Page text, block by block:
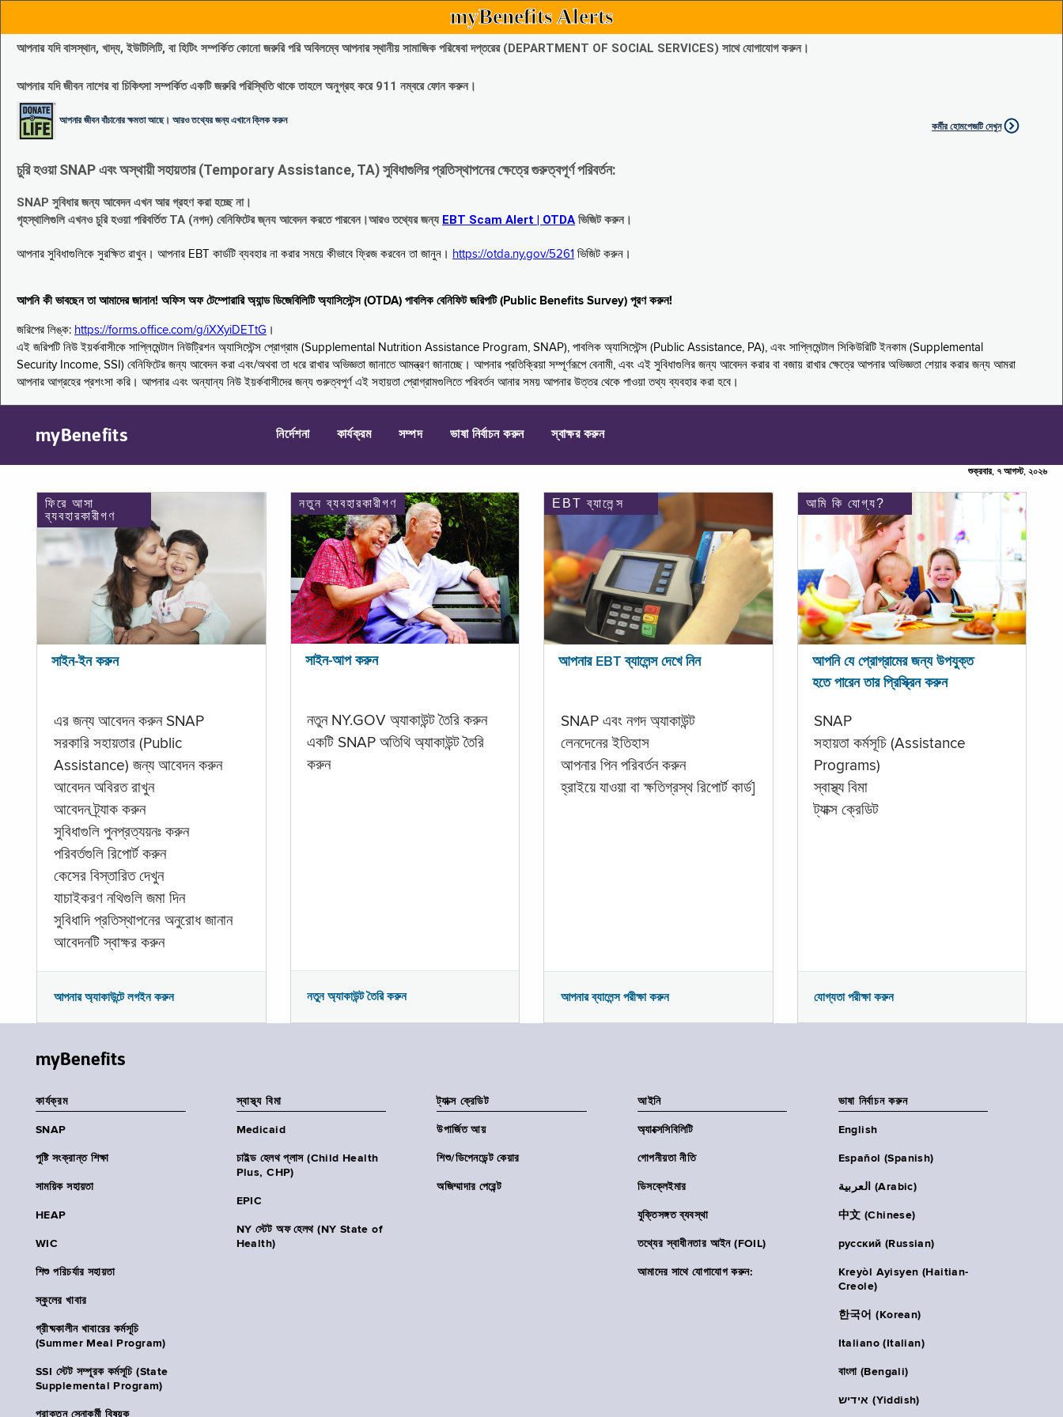
myBenefits Alerts
আপনার যদি বাসস্থান, খাদ্য, ইউটিলিটি, বা হিটিং সম্পর্কিত কোনো জরুরি পরি অবিলম্বে আপনার স্থানীয় সামাজিক পরিষেবা দপ্তরের (DEPARTMENT OF SOCIAL SERVICES) সাথে যোগাযোগ করুন।
আপনার যদি জীবন নাশের বা চিকিৎসা সম্পর্কিত একটি জরুরি পরিস্থিতি থাকে তাহলে অনুগ্রহ করে 911 নম্বরে ফোন করুন।
আপনার জীবন বাঁচানোর ক্ষমতা আছে। আরও তথ্যের জন্য এখানে ক্লিক করুন
কর্মীর হোমপেজটি দেখুন
চুরি হওয়া SNAP এবং অস্থায়ী সহায়তার (Temporary Assistance, TA) সুবিধাগুলির প্রতিস্থাপনের ক্ষেত্রে গুরুত্বপূর্ণ পরিবর্তন:
SNAP সুবিধার জন্য আবেদন এখন আর গ্রহণ করা হচ্ছে না।
গৃহস্থালিগুলি এখনও চুরি হওয়া পরিবর্তিত TA (নগদ) বেনিফিটের জ্নয আবেদন করতে পারবেন।আরও তথ্যের জন্য EBT Scam Alert | OTDA ভিজিট করুন।
আপনার সুবিধাগুলিকে সুরক্ষিত রাখুন। আপনার EBT কার্ডটি ব্যবহার না করার সময়ে কীভাবে ফ্রিজ করবেন তা জানুন। https://otda.ny.gov/5261 ভিজিট করুন।
আপনি কী ভাবছেন তা আমাদের জানান! অফিস অফ টেম্পোরারি অ্যান্ড ডিজেবিলিটি অ্যাসিস্টেন্স (OTDA) পাবলিক বেনিফিট জরিপটি (Public Benefits Survey) পূরণ করুন!
জরিপের লিঙ্ক: https://forms.office.com/g/iXXyiDETtG ।
এই জরিপটি নিউ ইয়র্কবাসীকে সাপ্লিমেন্টাল নিউট্রিশন অ্যাসিস্টেন্স প্রোগ্রাম (Supplemental Nutrition Assistance Program, SNAP), পাবলিক অ্যাসিস্টেন্স (Public Assistance, PA), এবং সাপ্লিমেন্টাল সিকিউরিটি ইনকাম (Supplemental
Security Income, SSI) বেনিফিটের জন্য আবেদন করা এবং/অথবা তা ধরে রাখার অভিজ্ঞতা জানাতে আমন্ত্রণ জানাচ্ছে। আপনার প্রতিক্রিয়া সম্পূর্ণরূপে বেনামী, এবং এই সুবিধাগুলির জন্য আবেদন করার বা বজায় রাখার ক্ষেত্রে আপনার অভিজ্ঞতা শেয়ার করার জন্য আমরা
আপনার আগ্রহের প্রশংসা করি। আপনার এবং অন্যান্য নিউ ইয়র্কবাসীদের জন্য গুরুত্বপূর্ণ এই সহায়তা প্রোগ্রামগুলিতে পরিবর্তন আনার সময় আপনার উত্তর থেকে পাওয়া তথ্য ব্যবহার করা হবে।
myBenefits নির্দেশনা কার্যক্রম সম্পদ ভাষা নির্বাচন করুন স্বাক্ষর করুন
শুক্রবার, ৭ আগস্ট, ২০২৬
ফিরে আসা
ব্যবহারকারীগণ
সাইন-ইন করুন
এর জন্য আবেদন করুন SNAP
সরকারি সহায়তার (Public
Assistance) জন্য আবেদন করুন
আবেদন অবিরত রাখুন
আবেদন ট্র্যাক করুন
সুবিধাগুলি পুনপ্রত্যয়নঃ করুন
পরিবর্তগুলি রিপোর্ট করুন
কেসের বিস্তারিত দেখুন
যাচাইকরণ নথিগুলি জমা দিন
সুবিধাদি প্রতিস্থাপনের অনুরোধ জানান
আবেদনটি স্বাক্ষর করুন
আপনার অ্যাকাউন্টে লগইন করুন
নতুন ব্যবহারকারীগণ
সাইন-আপ করুন
নতুন NY.GOV অ্যাকাউন্ট তৈরি করুন
একটি SNAP অতিথি অ্যাকাউন্ট তৈরি
করুন
নতুন অ্যাকাউন্ট তৈরি করুন
EBT ব্যালেন্স
আপনার EBT ব্যালেন্স দেখে নিন
SNAP এবং নগদ অ্যাকাউন্ট
লেনদেনের ইতিহাস
আপনার পিন পরিবর্তন করুন
হ্রাইয়ে যাওয়া বা ক্ষতিগ্রস্থ রিপোর্ট কার্ড]
আপনার ব্যালেন্স পরীক্ষা করুন
আমি কি যোগ্য?
আপনি যে প্রোগ্রামের জন্য উপযুক্ত
হতে পারেন তার প্রিস্ক্রিন করুন
SNAP
সহায়তা কর্মসূচি (Assistance
Programs)
স্বাস্থ্য বিমা
ট্যাক্স ক্রেডিট
যোগ্যতা পরীক্ষা করুন
myBenefits
কার্যক্রম
SNAP
পুষ্টি সংক্রান্ত শিক্ষা
সাময়িক সহায়তা
HEAP
WIC
শিশু পরিচর্যার সহায়তা
স্কুলের খাবার
গ্রীষ্মকালীন খাবারের কর্মসূচি
(Summer Meal Program)
SSI স্টেট সম্পূরক কর্মসূচি (State
Supplemental Program)
প্রাক্তন সেনাকর্মী বিষয়ক
স্বাস্থ্য বিমা
Medicaid
চাইল্ড হেলথ প্লাস (Child Health
Plus, CHP)
EPIC
NY স্টেট অফ হেলথ (NY State of
Health)
ট্যাক্স ক্রেডিট
উপার্জিত আয়
শিশু/ডিপেনডেন্ট কেয়ার
অজিম্মাদার পেরেন্ট
আইনি
অ্যাক্সেসিবিলিটি
গোপনীয়তা নীতি
ডিসক্লেইমার
যুক্তিসঙ্গত ব্যবস্থা
তথ্যের স্বাধীনতার আইন (FOIL)
আমাদের সাথে যোগাযোগ করুন:
ভাষা নির্বাচন করুন
English
Español (Spanish)
العربية (Arabic)
中文 (Chinese)
русский (Russian)
Kreyòl Ayisyen (Haitian-
Creole)
한국어 (Korean)
Italiano (Italian)
বাংলা (Bengali)
אידיש (Yiddish)